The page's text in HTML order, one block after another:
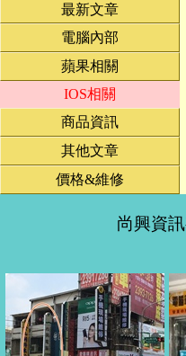
最新文章
電腦內部
蘋果相關
IOS相關
商品資訊
其他文章
價格&維修
尚興資